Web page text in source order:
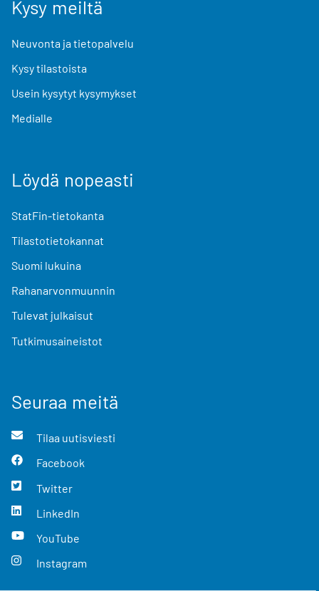
Kysy meiltä
Neuvonta ja tietopalvelu
Kysy tilastoista
Usein kysytyt kysymykset
Medialle
Löydä nopeasti
StatFin-tietokanta
Tilastotietokannat
Suomi lukuina
Rahanarvonmuunnin
Tulevat julkaisut
Tutkimusaineistot
Seuraa meitä
Tilaa uutisviesti
Facebook
Twitter
LinkedIn
YouTube
Instagram